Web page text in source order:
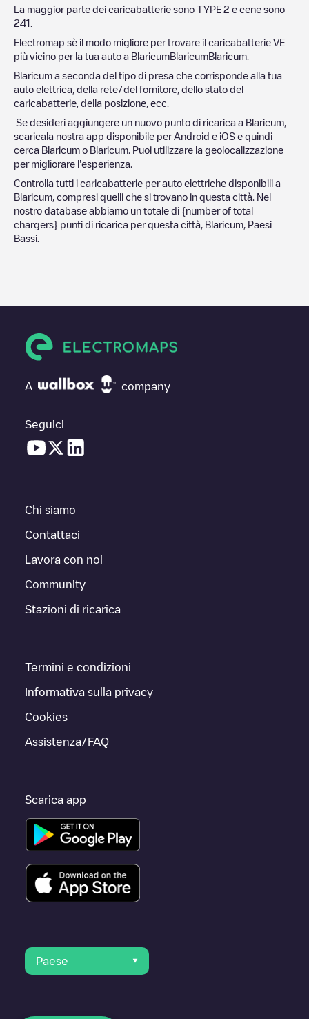
La maggior parte dei caricabatterie sono TYPE 2 e cene sono
241
Electromap sè il modo migliore per trovare il caricabatterie VE
più vicino per la tua auto a BlaricumBlaricumBlaricum
Blaricum a seconda del tipo di presa che corrisponde alla tua
auto elettrica, della rete/del fornitore, dello stato del
caricabatterie, della posizione, ecc.
Se desideri aggiungere un nuovo punto di ricarica a Blaricum
scaricala nostra app disponibile per Android e iOS e quindi
cerca Blaricum o Blaricum . Puoi utilizzare la geolocalizzazione
per migliorare l'esperienza.
Controlla tutti i caricabatterie per auto elettriche disponibili a
Blaricum , compresi quelli che si trovano in questa città. Nel
nostro database abbiamo un totale di {number of total
chargers} punti di ricarica per questa città, Blaricum Paesi
Bassi
A company
Seguici
Chi siamo
Contattaci
Lavora con noi
Community
Stazioni di ricarica
Termini e condizioni
Informativa sulla privacy
Cookies
Assistenza/FAQ
Scarica app
Paese